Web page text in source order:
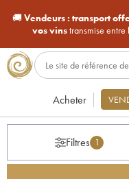
🚚Vendeurs : transport
vos vinstransmise
Acheter
Filtres 1